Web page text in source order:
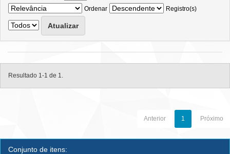
Ordenar
Registro(s)
Resultado 1-1 de 1.
Anterior 1 Próximo
Conjunto de itens: